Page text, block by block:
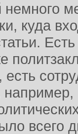
немного
куда
есть
всего